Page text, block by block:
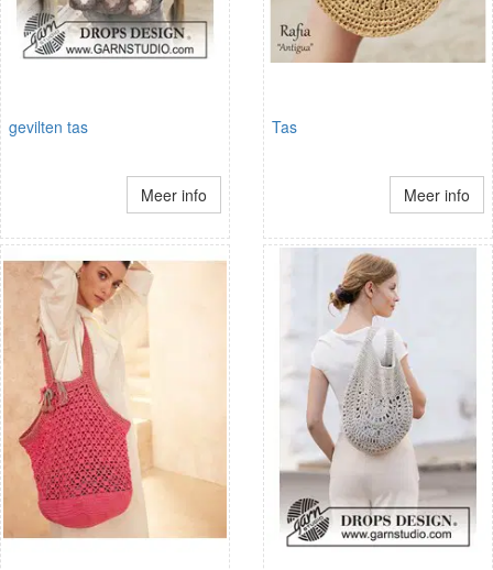
gevilten tas
Meer info
Tas
Meer info